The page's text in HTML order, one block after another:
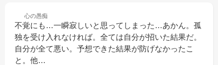
心の愚痴
不覚にも…一瞬寂しいと思ってしまった…あかん。孤
独を受け入れなければ。全ては自分が招いた結果だ。
自分が全て悪い。予想できた結果が防げなかったこ
と。他…